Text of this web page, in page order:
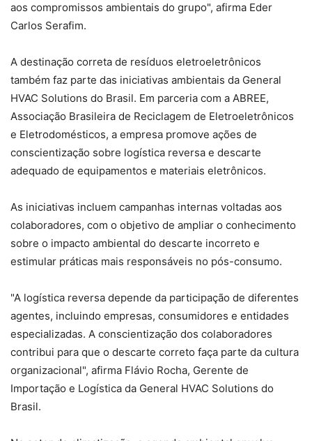
aos compromissos ambientais do grupo", afirma Eder
Carlos Serafim.
A destinação correta de resíduos eletroeletrônicos
também faz parte das iniciativas ambientais da General
HVAC Solutions do Brasil. Em parceria com a ABREE,
Associação Brasileira de Reciclagem de Eletroeletrônicos
e Eletrodomésticos, a empresa promove ações de
conscientização sobre logística reversa e descarte
adequado de equipamentos e materiais eletrônicos.
As iniciativas incluem campanhas internas voltadas aos
colaboradores, com o objetivo de ampliar o conhecimento
sobre o impacto ambiental do descarte incorreto e
estimular práticas mais responsáveis no pós-consumo.
"A logística reversa depende da participação de diferentes
agentes, incluindo empresas, consumidores e entidades
especializadas. A conscientização dos colaboradores
contribui para que o descarte correto faça parte da cultura
organizacional", afirma Flávio Rocha, Gerente de
Importação e Logística da General HVAC Solutions do
Brasil.